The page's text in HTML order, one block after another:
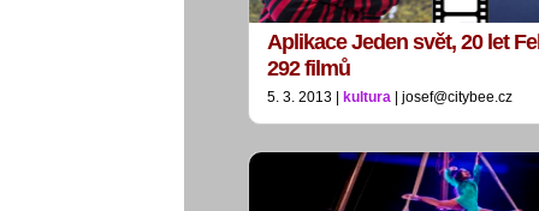
Aplikace Jeden svět, 20 let
292 filmů
5. 3. 2013 | kultura | josef@citybee.cz